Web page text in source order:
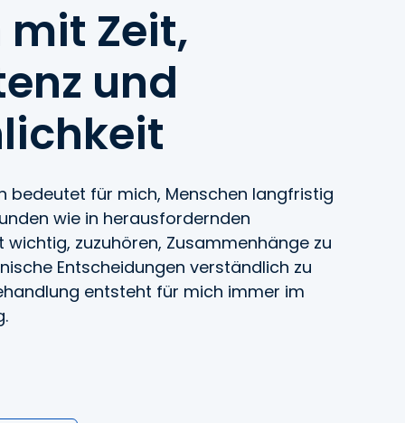
mit Zeit,
und
bedeutet für mich, Menschen langfristig
wie in herausfordernden
wichtig, zuzuhören, Zusammenhänge zu
Entscheidungen verständlich zu
entsteht für mich immer im